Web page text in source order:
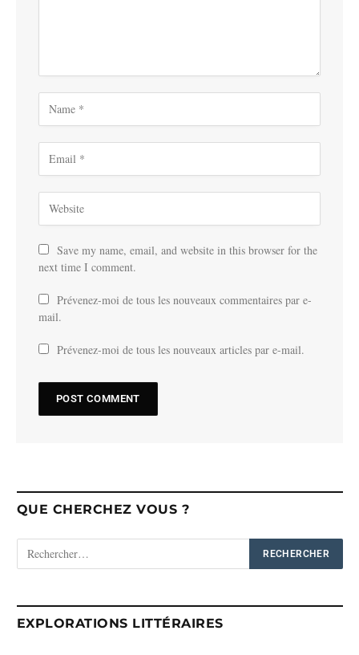
Save my name, email, and website in this browser for the
next time I comment.
Prévenez-moi de tous les nouveaux commentaires par e-
mail.
Prévenez-moi de tous les nouveaux articles par e-mail.
QUE CHERCHEZ VOUS ?
EXPLORATIONS LITTÉRAIRES